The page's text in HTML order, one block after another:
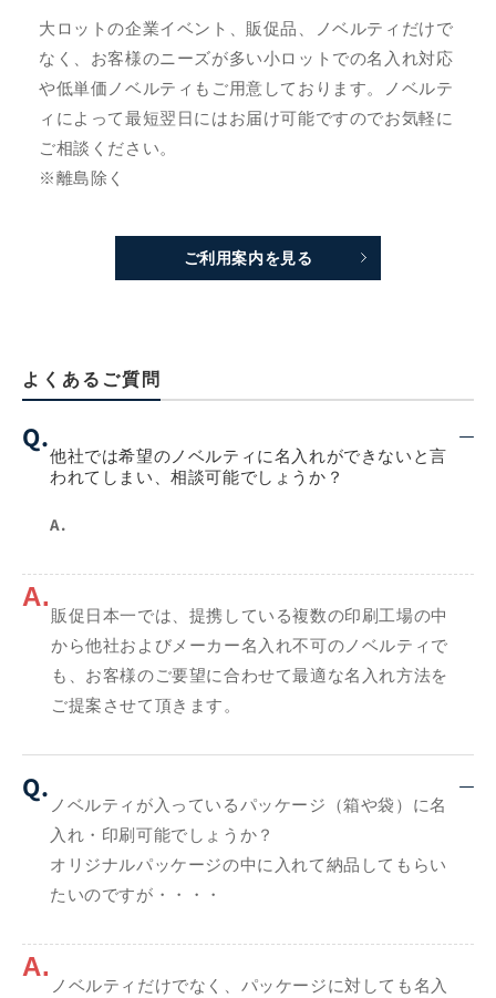
大ロットの企業イベント、販促品、ノベルティだけで
なく、お客様のニーズが多い小ロットでの名入れ対応
や低単価ノベルティもご用意しております。ノベルテ
ィによって最短翌日にはお届け可能ですのでお気軽に
ご相談ください。
※離島除く
ご利用案内を見る
よくあるご質問
Q.
他社では希望のノベルティに名入れができないと言
われてしまい、相談可能でしょうか？
A.
A.
販促日本一では、提携している複数の印刷工場の中
から他社およびメーカー名入れ不可のノベルティで
も、お客様のご要望に合わせて最適な名入れ方法を
ご提案させて頂きます。
Q.
ノベルティが入っているパッケージ（箱や袋）に名
入れ・印刷可能でしょうか？
オリジナルパッケージの中に入れて納品してもらい
たいのですが・・・・
A.
ノベルティだけでなく、パッケージに対しても名入